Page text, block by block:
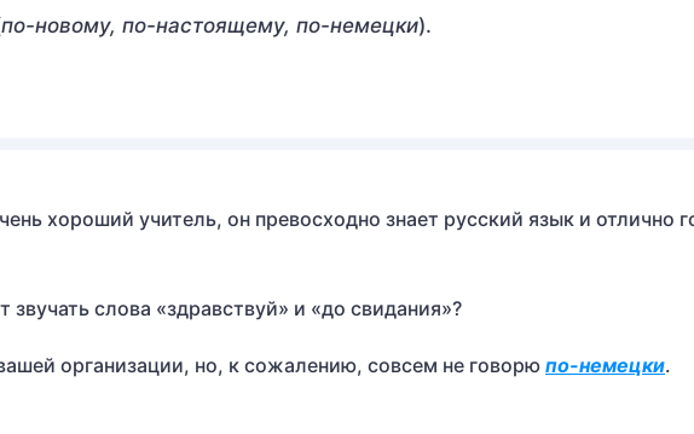
по-новому, по-настоящему, по-немецки).
хороший учитель, он превосходно знает русский язык и отлично
звучать слова «здравствуй» и «до свидания»?
организации, но, к сожалению, совсем не говорю по-немецки.